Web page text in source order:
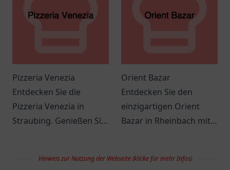
Atmosphäre.
Pizzeria Venezia
Entdecken Sie die
Pizzeria Venezia in
Straubing. Genießen Sie
einladenden Ambiente.
Orient Bazar
Entdecken Sie den
einzigartigen Orient
Bazar in Rheinbach mit
einladenden
Hinweis zur Nutzung der Webseite (klicke für mehr Infos)